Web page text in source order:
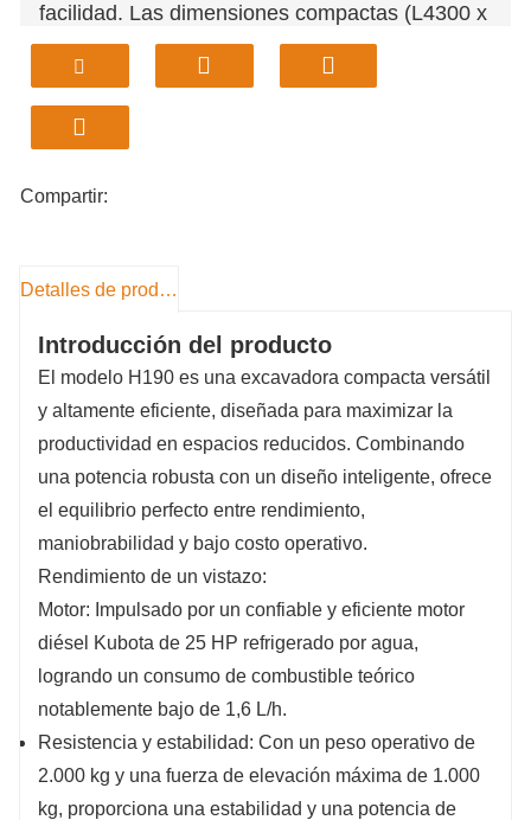
facilidad. Las dimensiones compactas (L4300 x
W1160 x H2436 mm) y una distancia entre ejes
ajustada de 1534 mm garantizan una agilidad
superior en espacios reducidos.
Operación productiva y versátil:
estándar del cucharón de 0,3 m³ equilibra la
con robustas ruedas 10.0/75-15.3 para una
mm).
Compartir:
Detalles de producto
Introducción del producto
El modelo H190 es una excavadora compacta versátil
y altamente eficiente, diseñada para maximizar la
productividad en espacios reducidos. Combinando
una potencia robusta con un diseño inteligente, ofrece
el equilibrio perfecto entre rendimiento,
maniobrabilidad y bajo costo operativo.
Rendimiento de un vistazo:
Motor: Impulsado por un confiable y eficiente motor
diésel Kubota de 25 HP refrigerado por agua,
logrando un consumo de combustible teórico
notablemente bajo de 1,6 L/h.
Resistencia y estabilidad: Con un peso operativo de
2.000 kg y una fuerza de elevación máxima de 1.000
kg, proporciona una estabilidad y una potencia de